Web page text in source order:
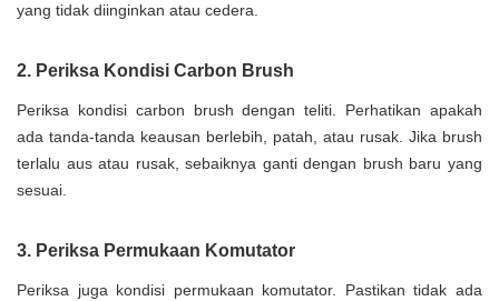
yang tidak diinginkan atau cedera.
2. Periksa Kondisi Carbon Brush
Periksa kondisi carbon brush dengan teliti. Perhatikan apakah
ada tanda-tanda keausan berlebih, patah, atau rusak. Jika brush
terlalu aus atau rusak, sebaiknya ganti dengan brush baru yang
sesuai.
3. Periksa Permukaan Komutator
Periksa juga kondisi permukaan komutator. Pastikan tidak ada